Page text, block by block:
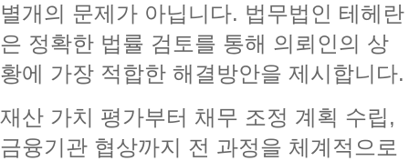
별개의 문제가 아닙니다. 법무법인 테헤란
은 정확한 법률 검토를 통해 의뢰인의 상
황에 가장 적합한 해결방안을 제시합니다.
재산 가치 평가부터 채무 조정 계획 수립,
금융기관 협상까지 전 과정을 체계적으로